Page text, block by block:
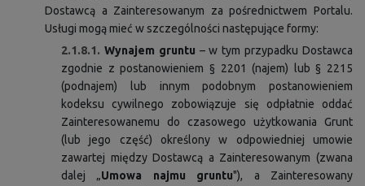
Dostawcą a Zainteresowanym za pośrednictwem Portalu.
Usługi mogą mieć w szczególności następujące formy:
2.1.8.1. Wynajem gruntu – w tym przypadku Dostawca
zgodnie z postanowieniem § 2201 (najem) lub § 2215
(podnajem) lub innym podobnym postanowieniem
kodeksu cywilnego zobowiązuje się odpłatnie oddać
Zainteresowanemu do czasowego użytkowania Grunt
(lub jego część) określony w odpowiedniej umowie
zawartej między Dostawcą a Zainteresowanym (zwana
dalej „Umowa najmu gruntu"), a Zainteresowany